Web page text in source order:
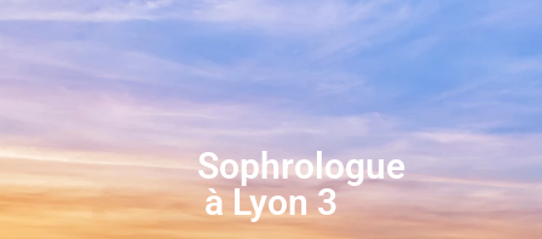
Sophrologue
à Lyon 3